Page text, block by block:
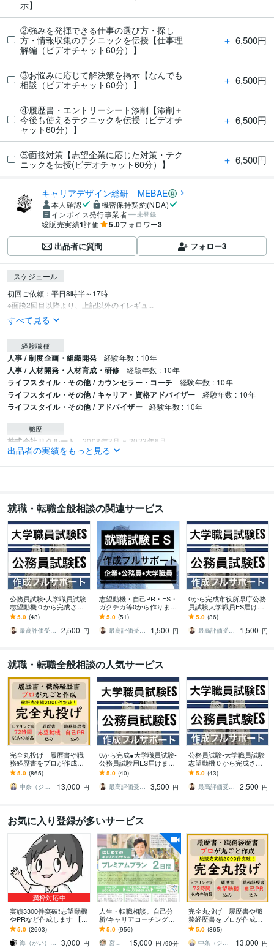
示】
②強みを発揮できる仕事の選び方・探し
方・情報収集のテクニックを伝授【仕事理
解編（ビデオチャット60分）】
＋ 6,500円
③お悩みに応じて解決策を掲示【なんでも
相談（ビデオチャット60分）】
＋ 6,500円
④履歴書・エントリーシート添削【添削＋
今後も使えるテクニックを伝授（ビデオチ
ャット60分）】
＋ 6,500円
⑤面接対策【志望企業に応じた対策・テク
ニックを伝授(ビデオチャット60分）】
＋ 6,500円
キャリアデザイン総研 MEBAE
本人確認
機密保持契約(NDA)
インボイス発行事業者
未登録
総販売実績1評価 5.0フォロワー3
出品者に質問 フォロー3
スケジュール
初回ご依頼：平日8時半～17時
※面談2回目以降より、上記以外のイレギュ...
すべて見る
経験職種
人事 / 制度企画・組織開発 経験年数 : 10年
人事 / 人材開発・人材育成・研修 経験年数 : 10年
ライフスタイル・その他 / カウンセラー・コーチ 経験年数 : 10年
ライフスタイル・その他 / キャリア・資格アドバイザー 経験年数 : 10年
ライフスタイル・その他 / アドバイザー 経験年数 : 10年
職歴
株式会社リクルート 2008年3月 ~ 2023年6月
ビジネス・クリエイティブツール
Excel:16年Google サイト:10年Google スプレッドシート:10年
Google スライド:10年Google ドキュメント:10年
PowerPoint:16年
Word:20年
得意分野
学習指導・資格・キャリア相談 国家資格キャリアコンサルタント
ビジネス代行・事務代行 元リクルートで人材育成歴10年 元リクルート(資
料・企画書作成サポート）
英語 日常会話レベル
出品者の実績をもっと見る
就職・転職全般相談の関連サービス
公務員試験•大学職員試験
志望動機０から完成させ
ます 合格多数最短1日●大
学職員試験•公務員•企業志
望動機自己PR
5.0 (43)
最高評価受賞プラチナランクライター桜
2,500 円
志望動機・自己PR・ES・
ガクチカ等0から作ります
合格多数0から完成/最短2
日●企業•公務員•大学職員
就職試験
5.0 (51)
最高評価受賞プラチナランクライター桜
1,500 円
0から完成市役所県庁公務
員試験大学職員ES届けま
す 最短1日合格多数●県庁
市役所公務員試験大学職
員企業志望動機等
5.0 (36)
最高評価受賞プラチナランクライター桜
1,500 円
就職・転職全般相談の人気サービス
完全丸投げ 履歴書や職
務経歴書をプロが作成し
ます ゼロから作成代行/ポ
イント解説付 総販売実
績2000件突破
5.0 (865)
中条（ジョインキャリアオフィス）
13,000 円
0から完成●大学職員試験•
公務員試験用ES届けます
合格多数最短1日●大学職
員試験•公務員•企業志望動
機自己PR
5.0 (40)
最高評価受賞プラチナランクライター桜
3,500 円
公務員試験•大学職員試験
志望動機０から完成させ
ます 合格多数最短1日●大
学職員試験•公務員•企業志
望動機自己PR
5.0 (43)
最高評価受賞プラチナランクライター桜
2,500 円
お気に入り登録が多いサービス
満枠対応中
実績3300件突破❗️志望動機
やPRなど作成します 【多
くの書類通過＆内定実
績】転職・就職活動の
「核」を提供
5.0 (2603)
海（かい）＠応募書類のプロフェッショナル
3,000 円
人生・転職相談。自己分
析/キャリアコーチングし
ます カウンセリング＆や
りたいこと言語化方法解
説＆自己探索ナビ納品
5.0 (956)
宮内 利亮 キャリアコンサルタント
15,000 円 /90分
完全丸投げ 履歴書や職
務経歴書をプロが作成し
ます ゼロから作成代行/ポ
イント解説付 総販売実
績2000件突破
5.0 (865)
中条（ジョインキャリアオフィス）
13,000 円